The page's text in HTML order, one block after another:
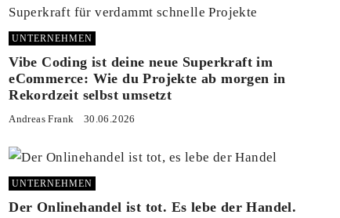
UNTERNEHMEN
Vibe Coding ist deine neue Superkraft im
eCommerce: Wie du Projekte ab morgen in
Rekordzeit selbst umsetzt
Andreas Frank 30.06.2026
UNTERNEHMEN
Der Onlinehandel ist tot. Es lebe der Handel.